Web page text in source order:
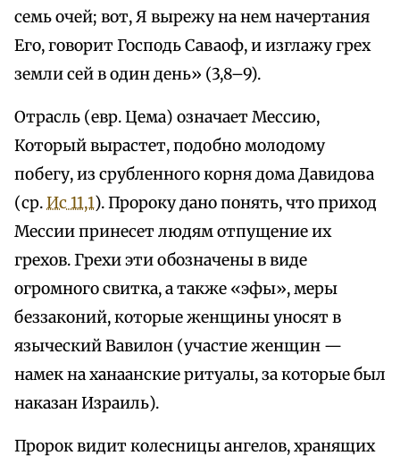
семь очей; вот, Я вырежу на нем начертания
Его, говорит Господь Саваоф, и изглажу грех
земли сей в один день» (3,8–9).
Отрасль (евр. Цема) означает Мессию,
Который вырастет, подобно молодому
побегу, из срубленного корня дома Давидова
(ср.Ис 11,1). Пророку дано понять, что приход
Мессии принесет людям отпущение их
грехов. Грехи эти обозначены в виде
огромного свитка, а также «эфы», меры
беззаконий, которые женщины уносят в
языческий Вавилон (участие женщин —
намек на ханаанские ритуалы, за которые был
наказан Израиль).
Пророк видит колесницы ангелов, хранящих